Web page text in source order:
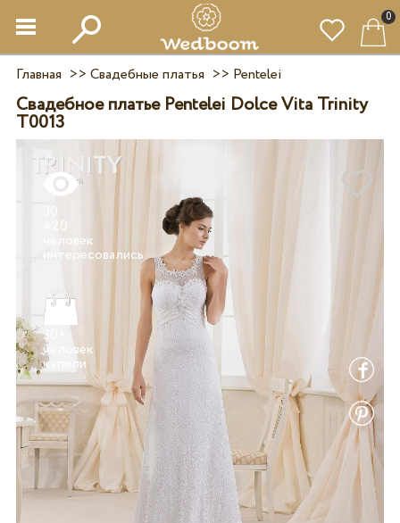
0
Главная >> Свадебные платья >> Pentelei
Свадебное платье Pentelei Dolce Vita Trinity
T0013
420
человек
30+
человек